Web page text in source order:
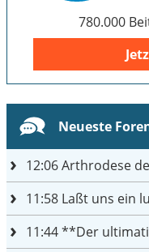
780.000
Neueste
12:06Arthrodese
11:58 Laßt uns ein
11:44**Der